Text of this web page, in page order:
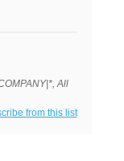
All
from this list